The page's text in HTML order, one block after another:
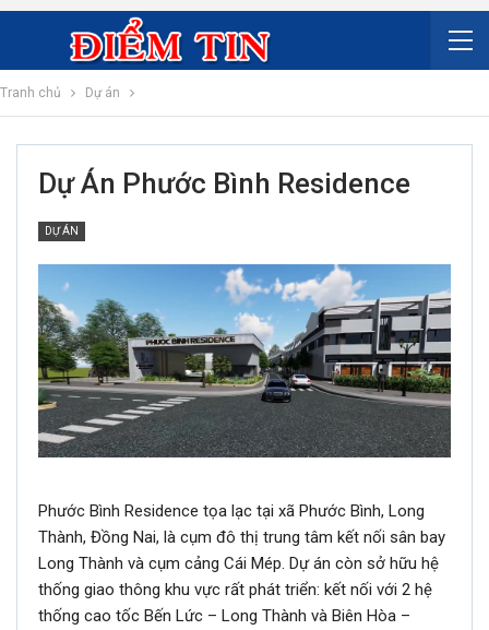
Tranh chủ Dự án
Dự Án Phước Bình Residence
DỰ ÁN
Phước Bình Residence tọa lạc tại xã Phước Bình, Long
Thành, Đồng Nai, là cụm đô thị trung tâm kết nối sân bay
Long Thành và cụm cảng Cái Mép. Dự án còn sở hữu hệ
thống giao thông khu vực rất phát triển: kết nối với 2 hệ
thống cao tốc Bến Lức – Long Thành và Biên Hòa –